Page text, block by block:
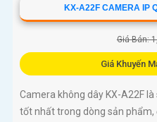
KX-A22F CAMERA IP
Giá Bán:
Giá Khuyến
Camera không dây KX-A22F
tốt nhất trong dòng sản